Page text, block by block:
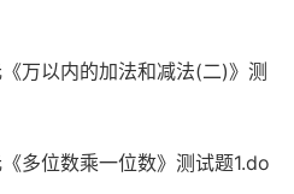
万以内的加法和减法(二)》测
多位数乘一位数》测试题1.do